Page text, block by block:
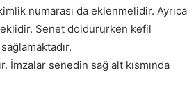
numarası da eklenmelidir. Ayrıca
Senet doldururken kefil
İmzalar senedin sağ alt kısmında